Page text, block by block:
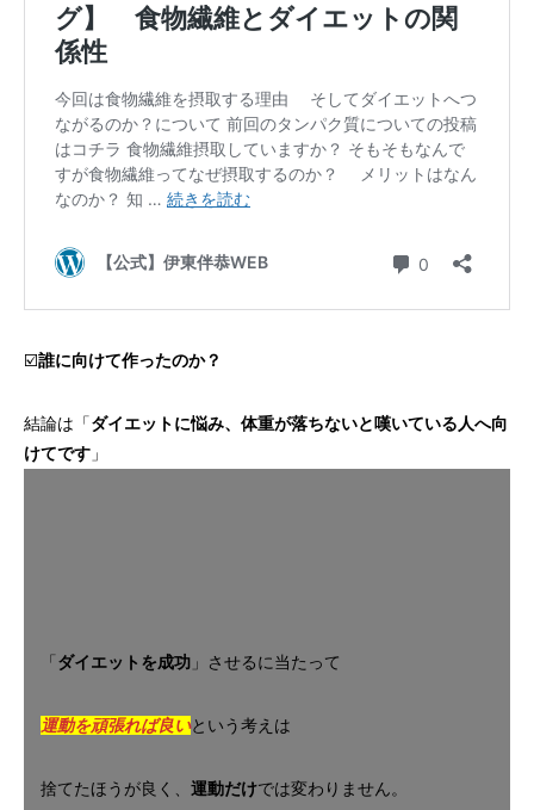
☑️誰に向けて作ったのか？
結論は「ダイエットに悩み、体重が落ちないと嘆いている人へ向
けてです 」
「ダイエットを成功 」させるに当たって
運動を頑張れば良いという考えは
捨てたほうが良く、 運動だけでは変わりません。